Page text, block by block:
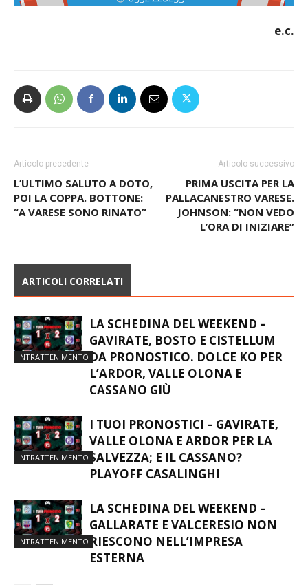
e.c.
Articolo precedente
L’ULTIMO SALUTO A DOTO,
POI LA COPPA. BOTTONE:
“A VARESE SONO RINATO”
Articolo successivo
PRIMA USCITA PER LA
PALLACANESTRO VARESE.
JOHNSON: “NON VEDO
L’ORA DI INIZIARE”
ARTICOLI CORRELATI
INTRATTENIMENTO
LA SCHEDINA DEL WEEKEND –
GAVIRATE, BOSTO E CISTELLUM
DA PRONOSTICO. DOLCE KO PER
L’ARDOR, VALLE OLONA E
CASSANO GIÙ
INTRATTENIMENTO
I TUOI PRONOSTICI – GAVIRATE,
VALLE OLONA E ARDOR PER LA
SALVEZZA; E IL CASSANO?
PLAYOFF CASALINGHI
INTRATTENIMENTO
LA SCHEDINA DEL WEEKEND –
GALLARATE E VALCERESIO NON
RIESCONO NELL’IMPRESA
ESTERNA